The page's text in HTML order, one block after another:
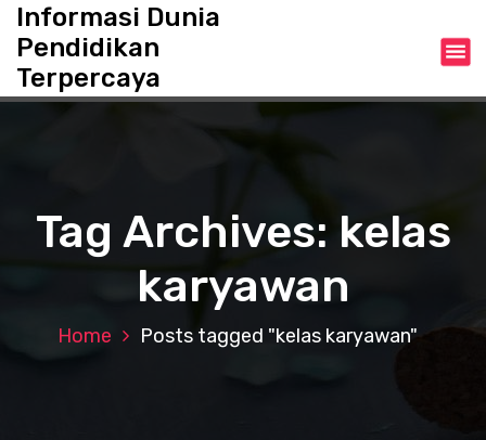
t
Informasi Dunia
Pendidikan
Terpercaya
Tag Archives: kelas
karyawan
Home Posts tagged "kelas karyawan"